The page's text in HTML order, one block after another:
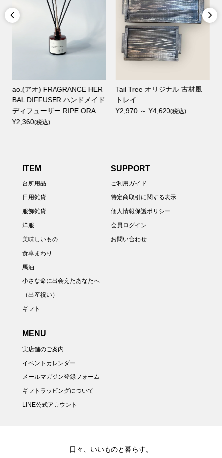

ao.(アオ) FRAGRANCE HER
BAL DIFFUSER ハンドメイド
ディフューザー RIPE ORA...
¥2,360(税込)
Tail Tree オリジナル 古材風
トレイ
¥2,970 ～ ¥4,620(税込)

ITEM
台所用品
日用雑貨
服飾雑貨
洋服
美味しいもの
食卓まわり
馬油
小さな命に出会えたあなたへ
（出産祝い）
ギフト
SUPPORT
ご利用ガイド
特定商取引に関する表示
個人情報保護ポリシー
会員ログイン
お問い合わせ
MENU
実店舗のご案内
イベントカレンダー
メールマガジン登録フォーム
ギフトラッピングについて
LINE公式アカウント
日々、いいものと暮らす。